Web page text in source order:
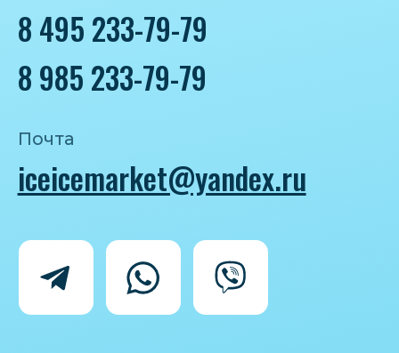
Политика конфиденциальности
Согласие на обработку персональных
данных